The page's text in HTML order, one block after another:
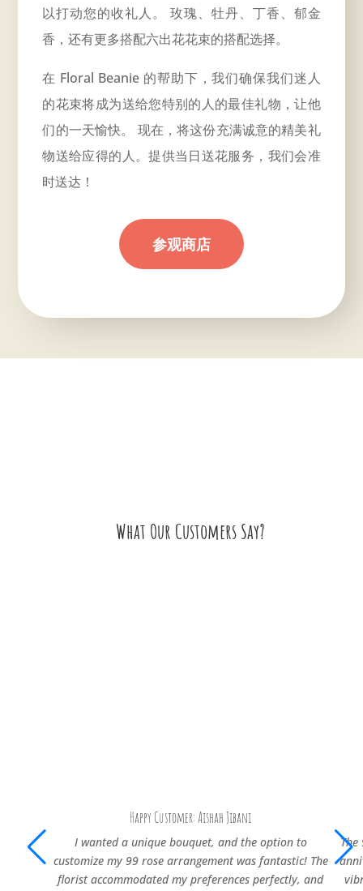
以打动您的收礼人。 玫瑰、牡丹、丁香、郁金
香，还有更多搭配六出花花束的搭配选择。
在 Floral Beanie 的帮助下，我们确保我们迷人
的花束将成为送给您特别的人的最佳礼物，让他
们的一天愉快。 现在，将这份充满诚意的精美礼
物送给应得的人。提供当日送花服务 ，我们会准
时送达！
参观商店
What Our Customers Say?
Happy Customer: Aishah Jibani
I wanted a unique bouquet, and the option to
customize my 99 rose arrangement was fantastic! The
florist accommodated my preferences perfectly, and
The